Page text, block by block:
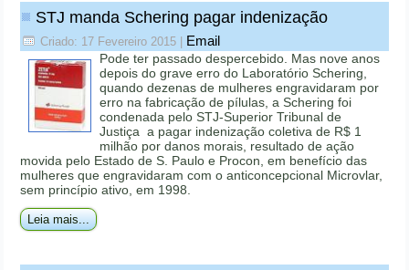
STJ manda Schering pagar indenização
Criado: 17 Fevereiro 2015 Email
Pode ter passado despercebido. Mas nove anos
depois do grave erro do Laboratório Schering,
quando dezenas de mulheres engravidaram por
erro na fabricação de pílulas, a Schering foi
condenada pelo STJ-Superior Tribunal de
Justiça a pagar indenização coletiva de R$ 1
milhão por danos morais, resultado de ação
movida pelo Estado de S. Paulo e Procon, em benefício das
mulheres que engravidaram com o anticoncepcional Microvlar,
sem princípio ativo, em 1998.
Leia mais...